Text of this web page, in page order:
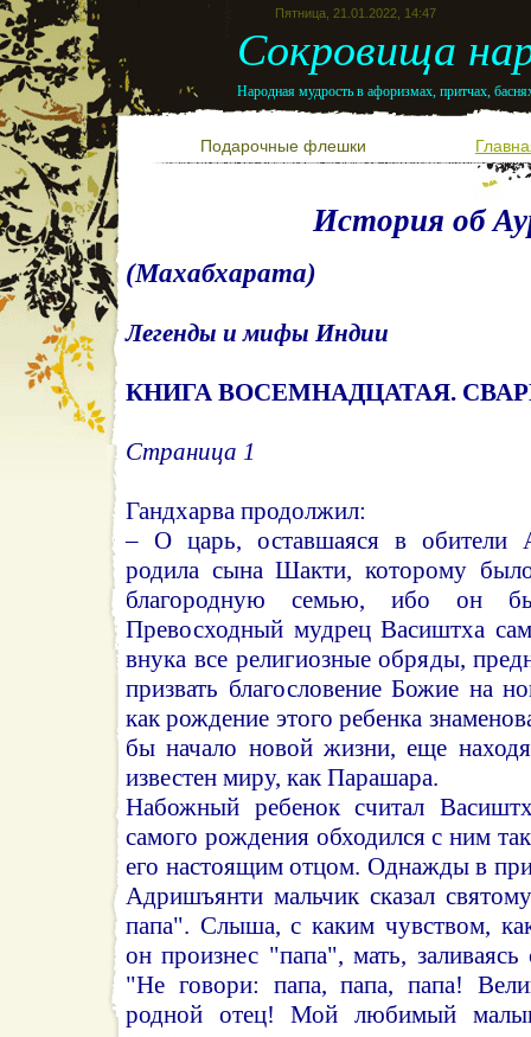
Пятница, 21.01.2022, 14:47
Сокровища
Народная мудрость в афоризмах, притчах,
Подарочные флешки
История об
(Махабхарата)
Легенды и мифы Индии
КНИГА ВОСЕМНАДЦАТАЯ.
Страница 1
Гандхарва продолжил:
– О царь, оставшаяся в обители
родила сына Шакти, которому
благородную семью, ибо он
Превосходный мудрец Васиштха
внука все религиозные обряды,
призвать благословение Божие на
как рождение этого ребенка
бы начало новой жизни, еще
известен миру, как Парашара.
Набожный ребенок считал
самого рождения обходился с ним
его настоящим отцом. Однажды в
Адришъянти мальчик сказал
папа". Слыша, с каким чувством,
он произнес "папа", мать, заливаясь
"Не говори: папа, папа, папа!
родной отец! Мой любимый